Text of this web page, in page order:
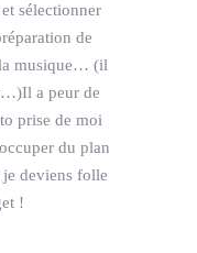
sélectionner
de
musique… (il
a peur de
prise de moi
du plan
deviens folle
!